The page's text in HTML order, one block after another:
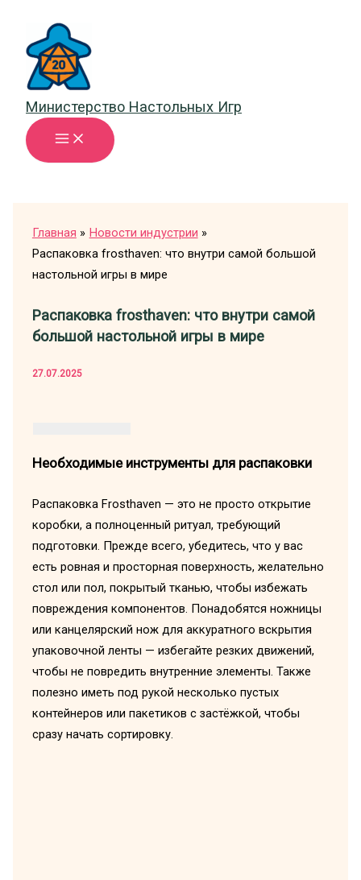
содержимому
Министерство Настольных Игр
Главная
Новости индустрии
Распаковка frosthaven: что внутри самой большой
настольной игры в мире
Распаковка frosthaven: что внутри самой
большой настольной игры в мире
27.07.2025
Необходимые инструменты для распаковки
Распаковка Frosthaven — это не просто открытие
коробки, а полноценный ритуал, требующий
подготовки. Прежде всего, убедитесь, что у вас
есть ровная и просторная поверхность, желательно
стол или пол, покрытый тканью, чтобы избежать
повреждения компонентов. Понадобятся ножницы
или канцелярский нож для аккуратного вскрытия
упаковочной ленты — избегайте резких движений,
чтобы не повредить внутренние элементы. Также
полезно иметь под рукой несколько пустых
контейнеров или пакетиков с застёжкой, чтобы
сразу начать сортировку.